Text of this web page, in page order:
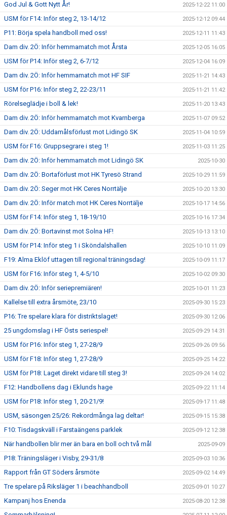
God Jul & Gott Nytt År! 2025-12-22 11:00
USM för F14: Inför steg 2, 13-14/12 2025-12-12 09:44
P11: Börja spela handboll med oss! 2025-12-11 11:43
Dam div. 2Ö: Inför hemmamatch mot Årsta 2025-12-05 16:05
USM för P14: Inför steg 2, 6-7/12 2025-12-04 16:09
Dam div. 2Ö: Inför hemmamatch mot HF SIF 2025-11-21 14:43
USM för P16: Inför steg 2, 22-23/11 2025-11-21 11:42
Rörelseglädje i boll & lek! 2025-11-20 13:43
Dam div. 2Ö: Inför hemmamatch mot Kvarnberga 2025-11-07 09:52
Dam div. 2Ö: Uddamålsförlust mot Lidingö SK 2025-11-04 10:59
USM för F16: Gruppsegrare i steg 1! 2025-11-03 11:25
Dam div. 2Ö: Inför hemmamatch mot Lidingö SK 2025-10-30
Dam div. 2Ö: Bortaförlust mot HK Tyresö Strand 2025-10-29 11:59
Dam div. 2Ö: Seger mot HK Ceres Norrtälje 2025-10-20 13:30
Dam div. 2Ö: Inför match mot HK Ceres Norrtälje 2025-10-17 14:56
USM för F14: Inför steg 1, 18-19/10 2025-10-16 17:34
Dam div. 2Ö: Bortavinst mot Solna HF! 2025-10-13 13:10
USM för P14: Inför steg 1 i Sköndalshallen 2025-10-10 11:09
F19: Alma Eklöf uttagen till regional träningsdag! 2025-10-09 11:17
USM för F16: Inför steg 1, 4-5/10 2025-10-02 09:30
Dam div. 2Ö: Inför seriepremiären! 2025-10-01 11:23
Kallelse till extra årsmöte, 23/10 2025-09-30 15:23
P16: Tre spelare klara för distriktslaget! 2025-09-30 12:06
25 ungdomslag i HF Östs seriespel! 2025-09-29 14:31
USM för P16: Inför steg 1, 27-28/9 2025-09-26 09:56
USM för F18: Inför steg 1, 27-28/9 2025-09-25 14:22
USM för P18: Laget direkt vidare till steg 3! 2025-09-24 14:02
F12: Handbollens dag i Eklunds hage 2025-09-22 11:14
USM för P18: Inför steg 1, 20-21/9! 2025-09-17 11:48
USM, säsongen 25/26: Rekordmånga lag deltar! 2025-09-15 15:38
F10: Tisdagskväll i Farstaängens parklek 2025-09-12 12:38
När handbollen blir mer än bara en boll och två mål 2025-09-09
P18: Träningsläger i Visby, 29-31/8 2025-09-03 10:36
Rapport från GT Söders årsmöte 2025-09-02 14:49
Tre spelare på Riksläger 1 i beachhandboll 2025-09-01 10:27
Kampanj hos Enenda 2025-08-20 12:38